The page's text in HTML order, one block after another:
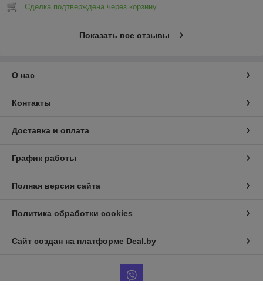
Сделка подтверждена через корзину
Показать все отзывы
О нас
Контакты
Доставка и оплата
График работы
Полная версия сайта
Политика обработки cookies
Сайт создан на платформе Deal.by